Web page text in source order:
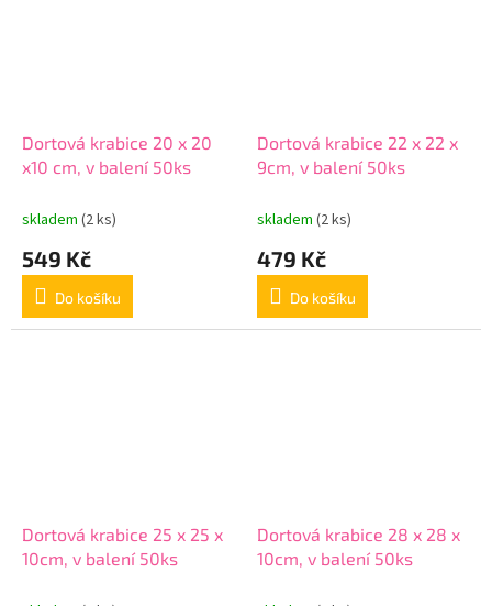
Dortová krabice 20 x 20
x10 cm, v balení 50ks
skladem (2 ks)
549 Kč
Do košíku
Dortová krabice 22 x 22 x
9cm, v balení 50ks
skladem (2 ks)
479 Kč
Do košíku
Dortová krabice 25 x 25 x
10cm, v balení 50ks
Dortová krabice 28 x 28 x
10cm, v balení 50ks